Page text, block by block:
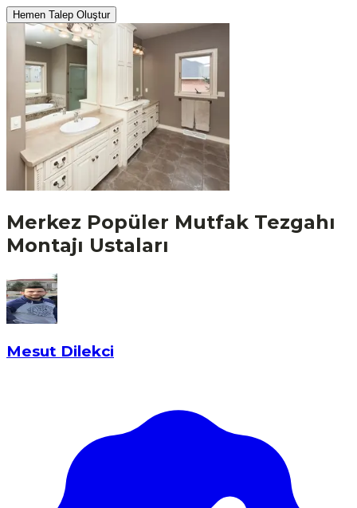
Hemen Talep Oluştur
Merkez Popüler Mutfak Tezgahı
Montajı Ustaları
Mesut Dilekci